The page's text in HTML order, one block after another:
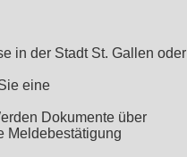
in der Stadt St. Gallen oder
eine
Dokumente über
Meldebestätigung